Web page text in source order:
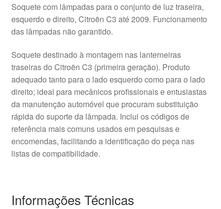
Soquete com lâmpadas para o conjunto de luz traseira,
esquerdo e direito, Citroën C3 até 2009. Funcionamento
das lâmpadas não garantido.
Soquete destinado à montagem nas lanterneiras
traseiras do Citroën C3 (primeira geração). Produto
adequado tanto para o lado esquerdo como para o lado
direito; ideal para mecânicos profissionais e entusiastas
da manutenção automóvel que procuram substituição
rápida do suporte da lâmpada. Inclui os códigos de
referência mais comuns usados em pesquisas e
encomendas, facilitando a identificação do peça nas
listas de compatibilidade.
Informações Técnicas